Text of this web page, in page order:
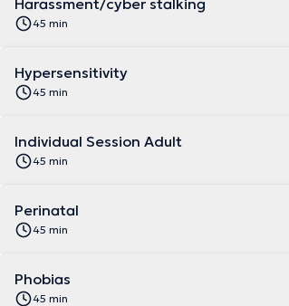
Harassment/cyber stalking
45 min
Hypersensitivity
45 min
Individual Session Adult
45 min
Perinatal
45 min
Phobias
45 min